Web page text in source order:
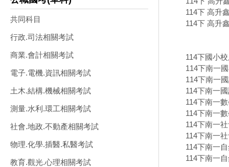
共同科目
行政.司法相關考試
商業.會計相關考試
電子.電機.資訊相關考試
土木.結構.機械相關考試
測量.水利.環工相關考試
社會.地政.不動產相關考試
物理.化學.插醫.私醫考試
教育.觀光.心理相關考試
114下 高升
114下 高升
114下國小
114下南一
114下南一
114下南一
114下南一
114下南一
114下南一
114下南一
114下南一
114下南一